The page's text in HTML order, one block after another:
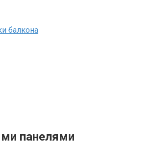
балкона
панелями